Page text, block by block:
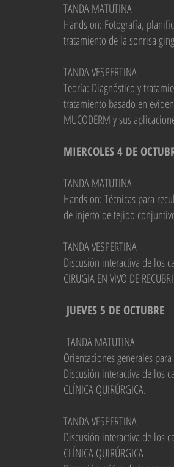
TANDA MATUTINA
Hands on: Fotografía,
tratamiento de la sonrisa
TANDA VESPERTINA
Teoría: Diagnóstico y
tratamiento basado en
MUCODERM y sus
MIERCOLES4 DE
TANDA MATUTINA
Hands on: Técnicas para
de injerto de tejido
TANDA VESPERTINA
Discusión interactiva de los
CIRUGIA EN VIVO DE
JUEVES 5 DE OCTUBRE
TANDA MATUTINA
Orientaciones generales
Discusión interactiva de los
CLÍNICA QUIRÚRGICA.
TANDA VESPERTINA
Discusión interactiva de los
CLÍNICA QUIRÚRGICA